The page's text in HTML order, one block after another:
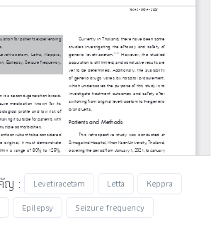
ญ : Levetiracetam Letta
Keppra
Epilepsy
Seizure frequency